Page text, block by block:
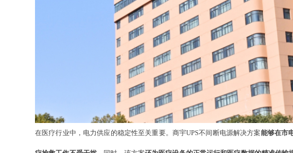
在医疗行业中，电力供应的稳定性至关重要。商宇UPS不间断电源解决方案能够在市